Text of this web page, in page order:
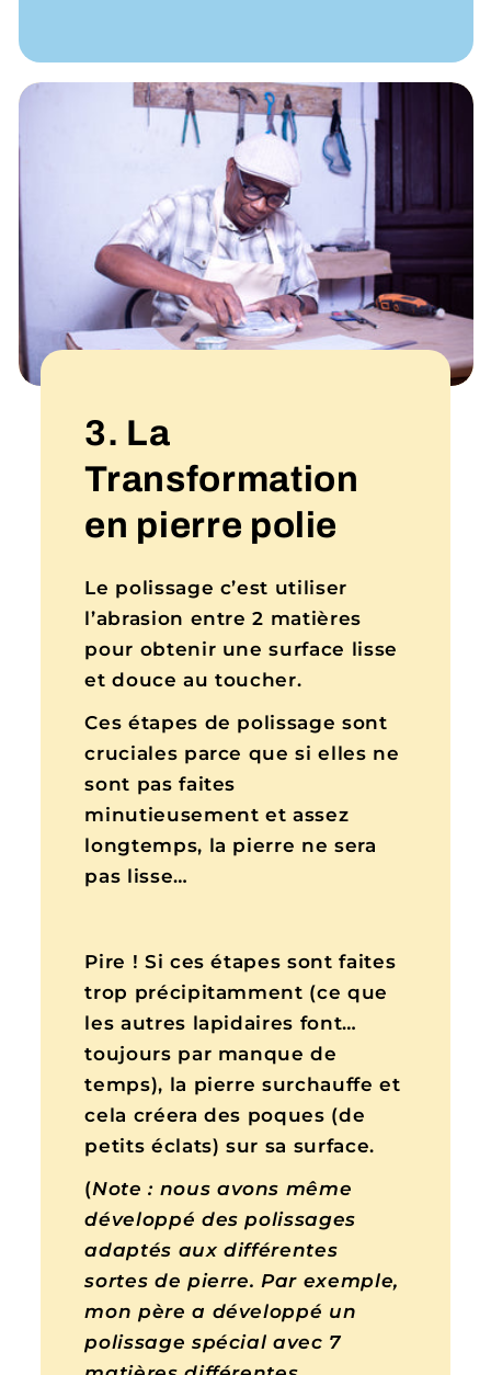
3. La
Transformation
en pierre polie
Le polissage c’est utiliser
l’abrasion entre 2 matières
pour obtenir une surface lisse
et douce au toucher.
Ces étapes de polissage sont
cruciales parce que si elles ne
sont pas faites
minutieusement et assez
longtemps, la pierre ne sera
pas lisse…
Pire ! Si ces étapes sont faites
trop précipitamment (ce que
les autres lapidaires font…
toujours par manque de
temps), la pierre surchauffe et
cela créera des poques (de
petits éclats) sur sa surface.
(Note : nous avons même
développé des polissages
adaptés aux différentes
sortes de pierre. Par exemple,
mon père a développé un
polissage spécial avec 7